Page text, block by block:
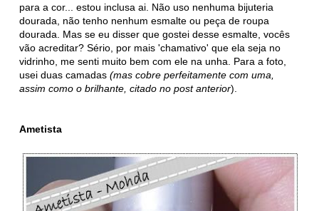
para a cor... estou inclusa ai. Não uso nenhuma bijuteria
dourada, não tenho nenhum esmalte ou peça de roupa
dourada. Mas se eu disser que gostei desse esmalte, vocês
vão acreditar? Sério, por mais 'chamativo' que ela seja no
vidrinho, me senti muito bem com ele na unha. Para a foto,
usei duas camadas(mas cobre perfeitamente com uma,
assim como o brilhante, citado no post anterior).
Ametista